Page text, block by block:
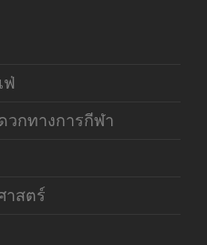
ฟ่
วกทางการกีฬา
สตร์